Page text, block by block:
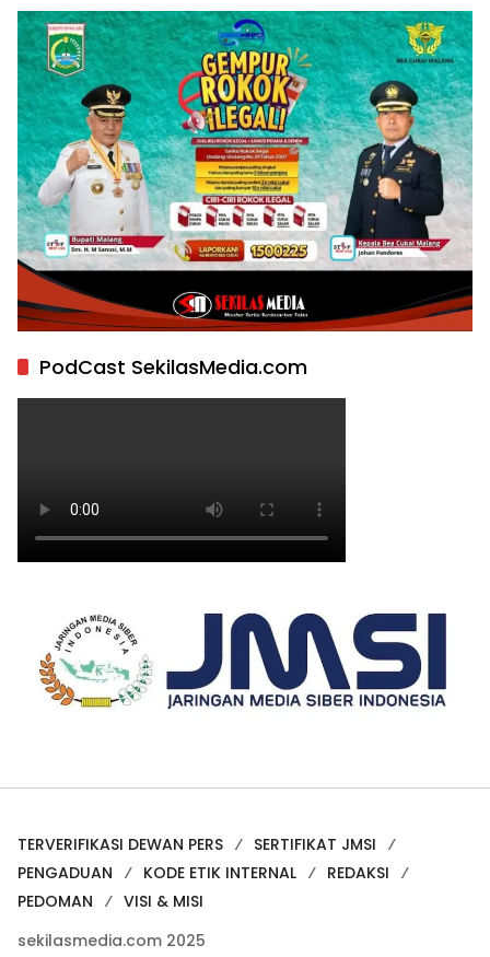
PodCast SekilasMedia.com
TERVERIFIKASI DEWAN PERS
SERTIFIKAT JMSI
PENGADUAN
KODE ETIK INTERNAL
REDAKSI
PEDOMAN
VISI & MISI
sekilasmedia.com 2025